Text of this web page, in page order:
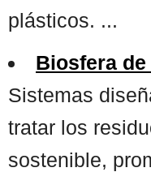
plásticos. ...
Biosfera
Sistemas
tratar los
sostenible,